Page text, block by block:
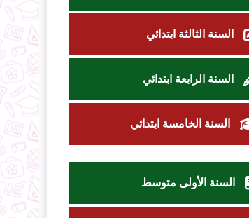
السنة الثالثة ابتدائي
السنة الرابعة ابتدائي
السنة الخامسة ابتدائي
السنة الأولى متوسط